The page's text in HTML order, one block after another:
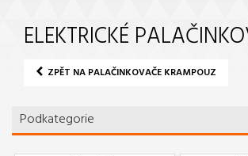
ELEKTRICKÉ
ZPĚT NA PALAČINKOVAČE KRAMPOUZ
Podkategorie